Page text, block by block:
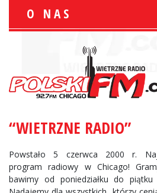
O NAS
“WIETRZNE RADIO”
Powstało 5 czerwca 2000 r.
program radiowy w Chicago!
bawimy od poniedziałku do